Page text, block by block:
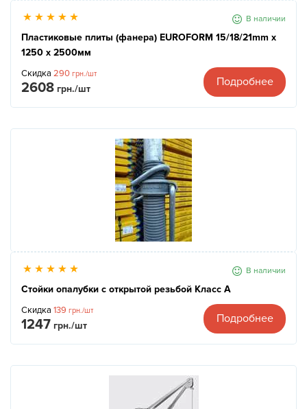
В наличии
Пластиковые плиты (фанера) EUROFORM 15/18/21mm x
1250 x 2500мм
Скидка 290 грн./шт
2608 грн./шт
Подробнее
В наличии
Стойки опалубки с открытой резьбой Класс А
Скидка 139 грн./шт
1247 грн./шт
Подробнее